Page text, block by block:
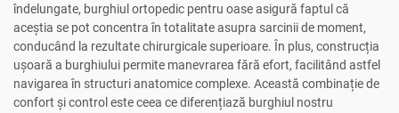
îndelungate, burghiul ortopedic pentru oase asigură faptul că
aceștia se pot concentra în totalitate asupra sarcinii de moment,
conducând la rezultate chirurgicale superioare. În plus, construcția
ușoară a burghiului permite manevrarea fără efort, facilitând astfel
navigarea în structuri anatomice complexe. Această combinație de
confort și control este ceea ce diferențiază burghiul nostru